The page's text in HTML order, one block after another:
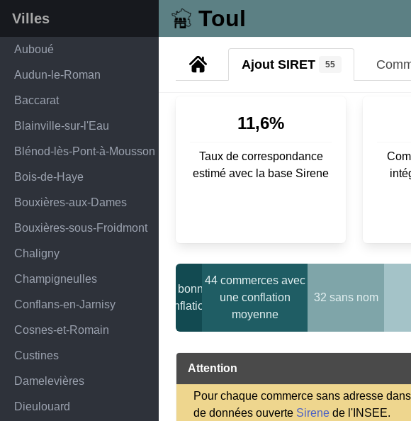
Toul
Villes
Auboué
Audun-le-Roman
Baccarat
Blainville-sur-l'Eau
Blénod-lès-Pont-à-Mousson
Bois-de-Haye
Bouxières-aux-Dames
Bouxières-sous-Froidmont
Chaligny
Champigneulles
Conflans-en-Jarnisy
Cosnes-et-Romain
Custines
Damelevières
Dieulouard
Ajout SIRET 55
11,6%
Taux de correspondance
estimé avec la base Sirene
11 bonnes
conflations
44 commerces avec
une conflation
moyenne
32 sans nom
Attention
Pour chaque commerce sans adresse
de données ouverte Sirene de l'INSEE.